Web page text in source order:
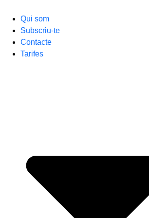
Qui som
Subscriu-te
Contacte
Tarifes